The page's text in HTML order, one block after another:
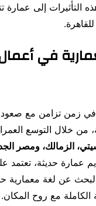
التأثيرات إلى عمارة
للقاهرة.
في
زمن تزامن مع صعود
من خلال التوسع
الزمالك، ومصر
عمارة حديثة، تعتمد
عن لغة معمارية
الكاملة مع روح